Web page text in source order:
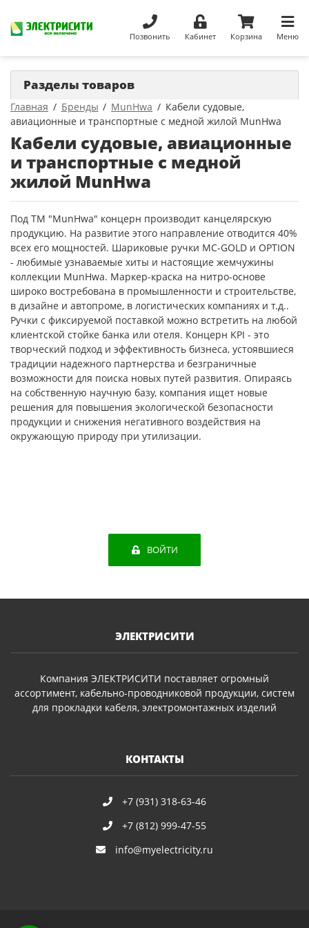
Позвонить Кабинет Корзина Меню
Главная Бренды MunHwa
Кабели судовые,
авиационные и транспортные с медной жилой MunHwa
Кабели судовые, авиационные
и транспортные с медной
жилой MunHwa
Под ТМ "MunHwa" концерн производит канцелярскую
продукцию. На развитие этого направление отводится 40%
всех его мощностей. Шариковые ручки MC-GOLD и OPTION
- любимые узнаваемые хиты и настоящие жемчужины
коллекции MunHwa. Маркер-краска на нитро-основе
широко востребована в промышленности и строительстве,
в дизайне и автопроме, в логистических компаниях и т.д..
Ручки с фиксируемой поставкой можно встретить на любой
клиентской стойке банка или отеля. Концерн KPI - это
творческий подход и эффективность бизнеса, устоявшиеся
традиции надежного партнерства и безграничные
возможности для поиска новых путей развития. Опираясь
на собственную научную базу, компания ищет новые
решения для повышения экологической безопасности
продукции и снижения негативного воздействия на
окружающую природу при утилизации.
Разделы товаров
ВОЙТИ
ЭЛЕКТРИСИТИ
Компания ЭЛЕКТРИСИТИ поставляет огромный
ассортимент, кабельно-проводниковой продукции, систем
для прокладки кабеля, электромонтажных изделий
КОНТАКТЫ
+7 (931) 318-63-46
+7 (812) 999-47-55
info@myelectricity.ru